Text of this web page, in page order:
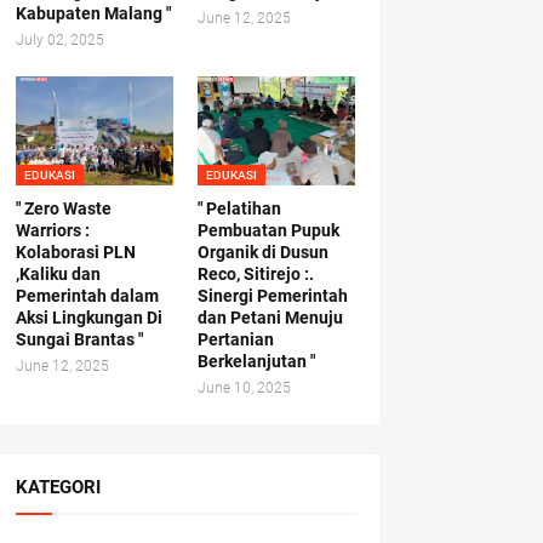
Kabupaten Malang "
July 02, 2025
June 12, 2025
EDUKASI
" Zero Waste
Warriors :
Kolaborasi PLN
,Kaliku dan
Pemerintah dalam
Aksi Lingkungan Di
Sungai Brantas "
June 12, 2025
EDUKASI
" Pelatihan
Pembuatan Pupuk
Organik di Dusun
Reco, Sitirejo :.
Sinergi Pemerintah
dan Petani Menuju
Pertanian
Berkelanjutan "
June 10, 2025
KATEGORI